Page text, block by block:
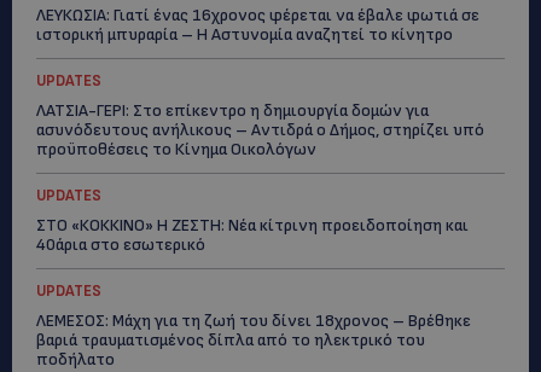
ΛΕΥΚΩΣΙΑ: Γιατί ένας 16χρονος φέρεται να έβαλε φωτιά σε
ιστορική μπυραρία – Η Αστυνομία αναζητεί το κίνητρο
UPDATES
ΛΑΤΣΙΑ-ΓΕΡΙ: Στο επίκεντρο η δημιουργία δομών για
ασυνόδευτους ανήλικους – Αντιδρά ο Δήμος, στηρίζει υπό
προϋποθέσεις το Κίνημα Οικολόγων
UPDATES
ΣΤΟ «ΚΟΚΚΙΝΟ» Η ΖΕΣΤΗ: Νέα κίτρινη προειδοποίηση και
40άρια στο εσωτερικό
UPDATES
ΛΕΜΕΣΟΣ: Μάχη για τη ζωή του δίνει 18χρονος – Βρέθηκε
βαριά τραυματισμένος δίπλα από το ηλεκτρικό του
ποδήλατο